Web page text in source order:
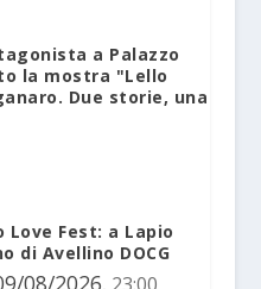
a Palazzo
la mostra "Lello
Due storie, una
Fest: a Lapio
di Avellino DOCG
08/2026,